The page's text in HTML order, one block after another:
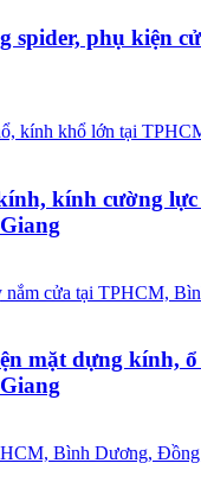
spider, phụ kiện
kính cường
mặt dựng kính,